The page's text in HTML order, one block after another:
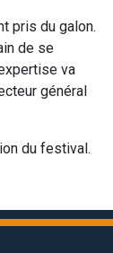
pris du galon.
de se
va
général
du festival.